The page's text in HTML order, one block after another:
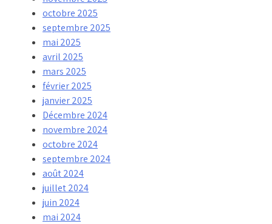
octobre 2025
septembre 2025
mai 2025
avril 2025
mars 2025
février 2025
janvier 2025
Décembre 2024
novembre 2024
octobre 2024
septembre 2024
août 2024
juillet 2024
juin 2024
mai 2024